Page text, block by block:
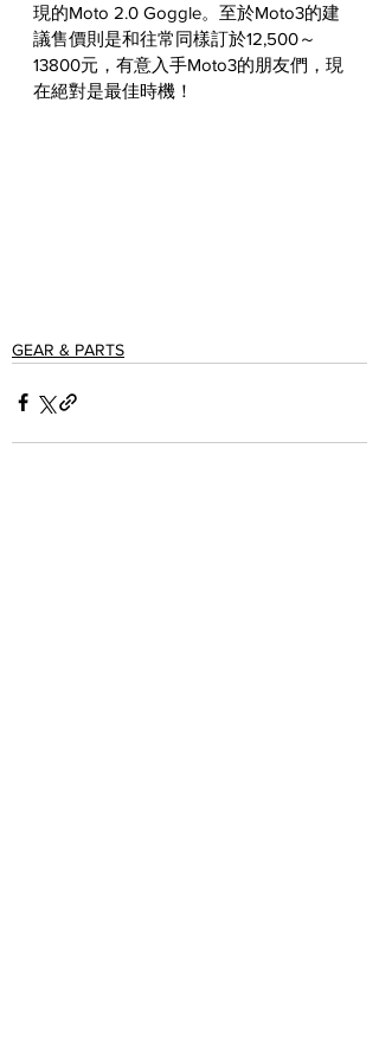
現的Moto 2.0 Goggle。至於Moto3的建
議售價則是和往常同樣訂於12,500～
13800元，有意入手Moto3的朋友們，現
在絕對是最佳時機！
GEAR & PARTS